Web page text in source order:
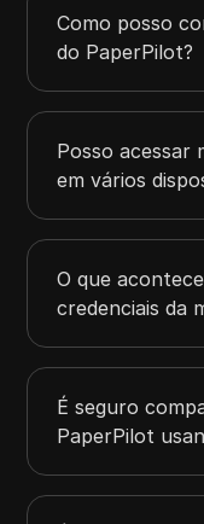
Como posso
do PaperPilot?
Posso acessar
em vários
O que
credenciais da
É seguro
PaperPilot